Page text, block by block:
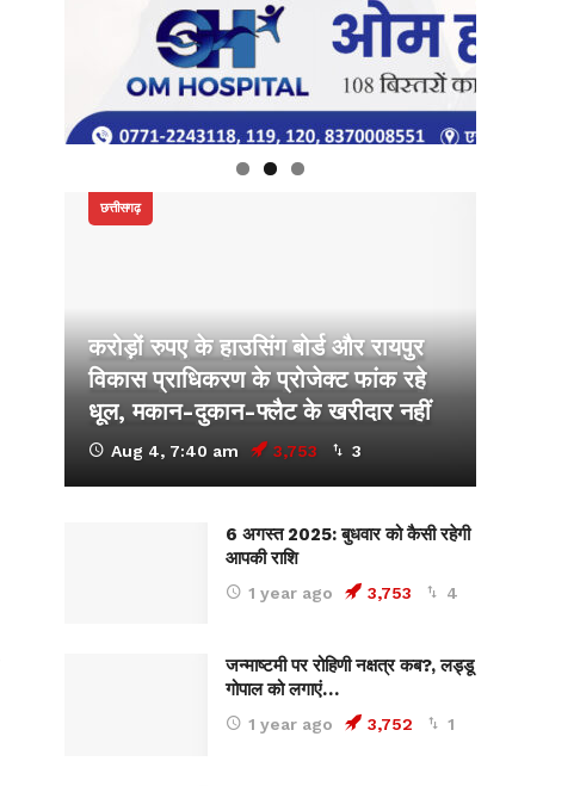
छत्तीसगढ़
करोड़ों रुपए के हाउसिंग बोर्ड और रायपुर
विकास प्राधिकरण के प्रोजेक्ट फांक रहे
धूल, मकान-दुकान-फ्लैट के खरीदार नहीं
Aug 4, 7:40 am 3,753 3
6 अगस्त 2025: बुधवार को कैसी रहेगी
आपकी राशि
1 year ago 3,753 4
जन्माष्टमी पर रोहिणी नक्षत्र कब?, लड्डू
गोपाल को लगाएं…
1 year ago 3,752 1